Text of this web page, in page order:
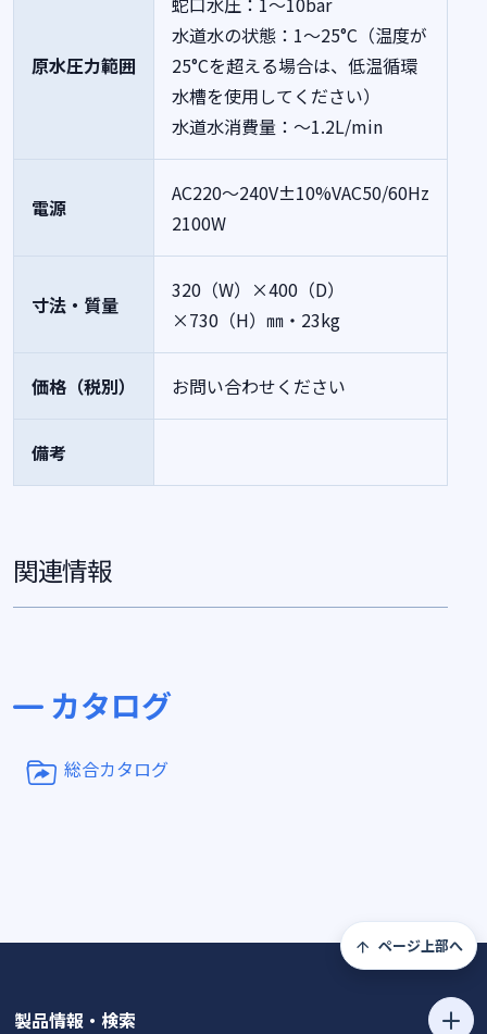
原水圧力範囲
水道水の状態：1～25°C（温度が
25°Cを超える場合は、低温循環
水槽を使用してください）
水道水消費量：～1.2L/min
電源
AC220～240V±10%VAC50/60Hz
2100W
寸法・質量
320（W）×400（D）
×730（H）㎜・23kg
価格（税別） お問い合わせください
備考
関連情報
カタログ
総合カタログ
ページ上部へ
製品情報・検索